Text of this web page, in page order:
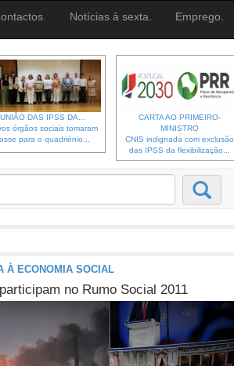
Notícias à sexta. Emprego.
UNIÃO DAS IPSS DA...
órgãos sociais tomaram
para o quadriénio...
CARTA AO PRIMEIRO-
MINISTRO
CNIS indignada com exclusão
das IPSS da flexibilização...
À ECONOMIA SOCIAL
no Rumo Social 2011